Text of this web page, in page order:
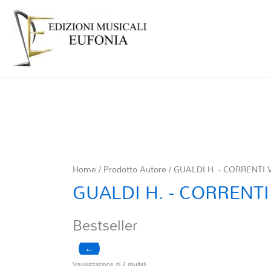
Home/ Prodotto Autore / GUALDI H. - CORRENTI
GUALDI H. -
Bestseller
←
Visualizzazione di 2 risultatiOrdina